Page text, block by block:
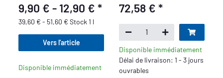
9,90 € - 12,90 €*
39,60 € - 51,60 € Stock 1 l
Vers l'article
Disponible immédiatement
72,58 € *
Disponible immédiatement
Délai de livraison: 1 - 3 jours
ouvrables